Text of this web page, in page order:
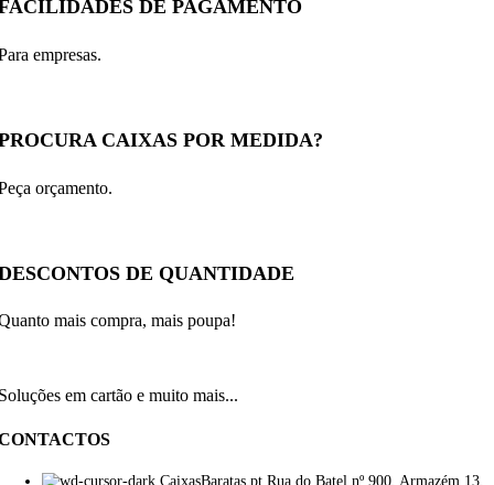
DE PAGAMENTO
empresas.
CAIXAS POR MEDIDA?
orçamento.
DE QUANTIDADE
mais compra, mais poupa!
em cartão e muito mais...
CaixasBaratas.pt Rua do Batel nº 900, Armazém 13,